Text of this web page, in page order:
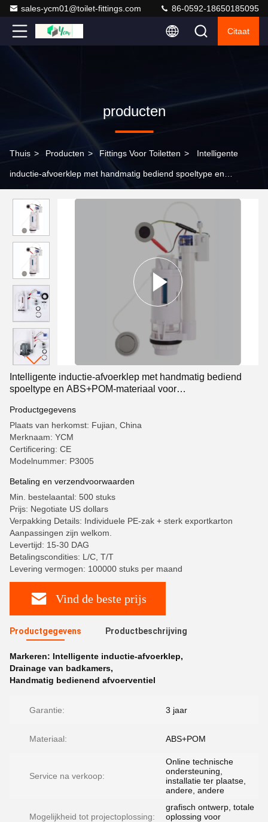
sales-ycm01@toilet-fittings.com 86-0592-18650185095
Citaat
producten
Thuis > Producten > Fittings Voor Toiletten > Intelligente
inductie-afvoerklep met handmatig bediend spoeltype en
Intelligente inductie-afvoerklep met handmatig bediend
spoeltype en ABS+POM-materiaal voor
Productgegevens
Plaats van herkomst: Fujian, China
Merknaam: YCM
Certificering: CE
Modelnummer: P3005
Betaling en verzendvoorwaarden
Min. bestelaantal: 500 stuks
Prijs: Negotiate US dollars
Verpakking Details: Individuele PE-zak + sterk exportkarton
Aanpassingen zijn welkom.
Levertijd: 15-30 DAG
Betalingscondities: L/C, T/T
Levering vermogen: 100000 stuks per maand
Vind de beste prijs
Productgegevens Productbeschrijving
Markeren: Intelligente inductie-afvoerklep,
Drainage van badkamers,
Handmatig bedienend afvoerventiel
Garantie: 3 jaar
Materiaal: ABS+POM
Service na verkoop:
Online technische
ondersteuning,
installatie ter plaatse,
andere, andere
Mogelijkheid tot projectoplossing:
grafisch ontwerp, totale
oplossing voor